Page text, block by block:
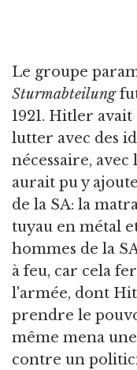
Le groupe
Sturmabteilung
1921. Hitler
lutter avec des
nécessaire, avec
aurait pu y
de la SA: la
tuyau en métal
hommes de la
à feu, car cela
l'armée, dont
prendre le
même mena
contre un